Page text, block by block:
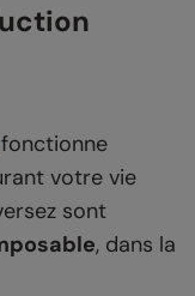
fonctionne
votre vie
sont
, dans la